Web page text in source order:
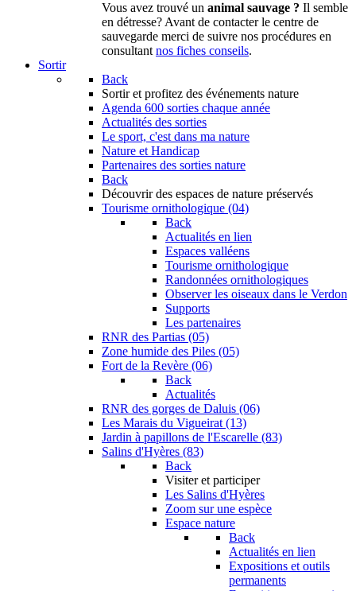
Vous avez trouvé un animal sauvage ? Il semble
en détresse? Avant de contacter le centre de
sauvegarde merci de suivre nos procédures en
consultant nos fiches conseils.
Sortir
Back
Sortir et profitez des événements nature
Agenda 600 sorties chaque année
Actualités des sorties
Le sport, c'est dans ma nature
Nature et Handicap
Partenaires des sorties nature
Back
Découvrir des espaces de nature préservés
Tourisme ornithologique (04)
Back
Actualités en lien
Espaces valléens
Tourisme ornithologique
Randonnées ornithologiques
Observer les oiseaux dans le Verdon
Supports
Les partenaires
RNR des Partias (05)
Zone humide des Piles (05)
Fort de la Revère (06)
Back
Actualités
RNR des gorges de Daluis (06)
Les Marais du Vigueirat (13)
Jardin à papillons de l'Escarelle (83)
Salins d'Hyères (83)
Back
Visiter et participer
Les Salins d'Hyères
Zoom sur une espèce
Espace nature
Back
Actualités en lien
Expositions et outils
permanents